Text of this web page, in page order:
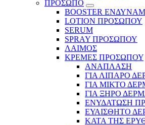
ΠΡΟΣΩΠΟ
BOOSTER
LOTION ΠΡΟΣΩΠΟΥ
SERUM
SPRAY ΠΡΟΣΩΠΟΥ
ΛΑΙΜΟΣ
ΚΡΕΜΕΣ ΠΡΟΣΩΠΟΥ
ΑΝΑΠΛΑΣΗ
ΓΙΑ ΛΙΠΑΡΟ
ΓΙΑ ΜΙΚΤΟ
ΓΙΑ ΞΗΡΟ
ΕΝΥΔΑΤΩΣΗ
ΕΥΑΙΣΘΗΤΟ
ΚΑΤΑ ΤΗΣ